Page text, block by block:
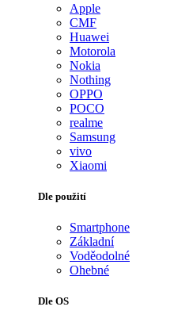
Apple
CMF
Huawei
Motorola
Nokia
Nothing
OPPO
POCO
realme
Samsung
vivo
Xiaomi
Dle použití
Smartphone
Základní
Voděodolné
Ohebné
Dle OS